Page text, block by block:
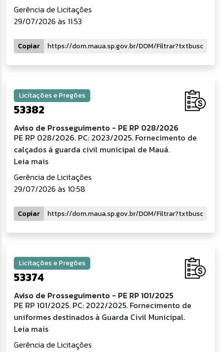
Gerência de Licitações
29/07/2026 às 11:53
Copiar
Licitações e Pregões
53382
Aviso de Prosseguimento - PE RP 028/2026
PE RP 028/2026. PC: 2023/2025. Fornecimento de
calçados á guarda civil municipal de Mauá.
Leia mais
Gerência de Licitações
29/07/2026 às 10:58
Copiar
Licitações e Pregões
53374
Aviso de Prosseguimento - PE RP 101/2025
PE RP 101/2025. PC: 2022/2025. Fornecimento de
uniformes destinados à Guarda Civil Municipal.
Leia mais
Gerência de Licitações